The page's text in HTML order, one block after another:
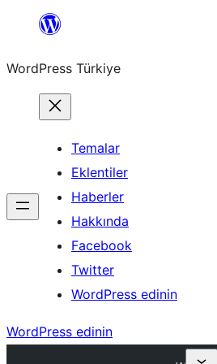
İçeriğe
WordPress Türkiye
Temalar
Eklentiler
Haberler
Hakkında
Facebook
Twitter
WordPress edinin
WordPress edinin